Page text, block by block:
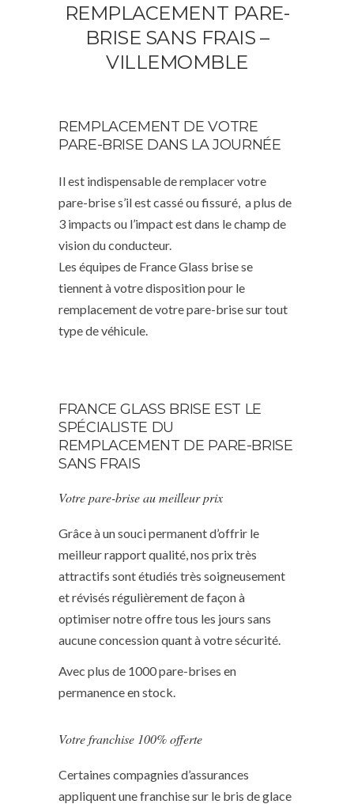
REMPLACEMENT PARE-
BRISE SANS FRAIS –
VILLEMOMBLE
REMPLACEMENT DE VOTRE
PARE-BRISE DANS LA JOURNÉE
Il est indispensable de remplacer votre
pare-brise s’il est cassé ou fissuré, a plus de
3 impacts ou l’impact est dans le champ de
vision du conducteur.
Les équipes de France Glass brise se
tiennent à votre disposition pour le
remplacement de votre pare-brise sur tout
type de véhicule.
FRANCE GLASS BRISE EST LE
SPÉCIALISTE DU
REMPLACEMENT DE PARE-BRISE
SANS FRAIS
Votre pare-brise au meilleur prix
Grâce à un souci permanent d’offrir le
meilleur rapport qualité, nos prix très
attractifs sont étudiés très soigneusement
et révisés régulièrement de façon à
optimiser notre offre tous les jours sans
aucune concession quant à votre sécurité.
Avec plus de 1000 pare-brises en
permanence en stock.
Votre franchise 100% offerte
Certaines compagnies d’assurances
appliquent une franchise sur le bris de glace